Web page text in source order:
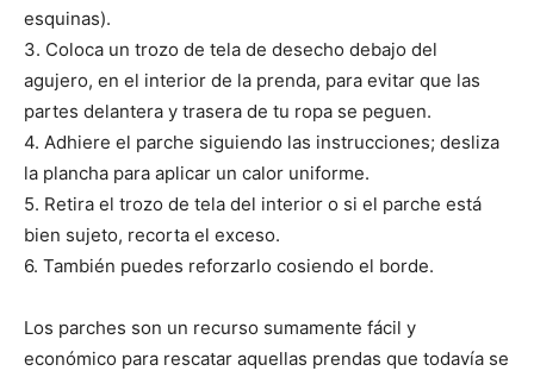
esquinas).
3. Coloca un trozo de tela de desecho debajo del
agujero, en el interior de la prenda, para evitar que las
partes delantera y trasera de tu ropa se peguen.
4. Adhiere el parche siguiendo las instrucciones; desliza
la plancha para aplicar un calor uniforme.
5. Retira el trozo de tela del interior o si el parche está
bien sujeto, recorta el exceso.
6. También puedes reforzarlo cosiendo el borde.
Los parches son un recurso sumamente fácil y
económico para rescatar aquellas prendas que todavía se